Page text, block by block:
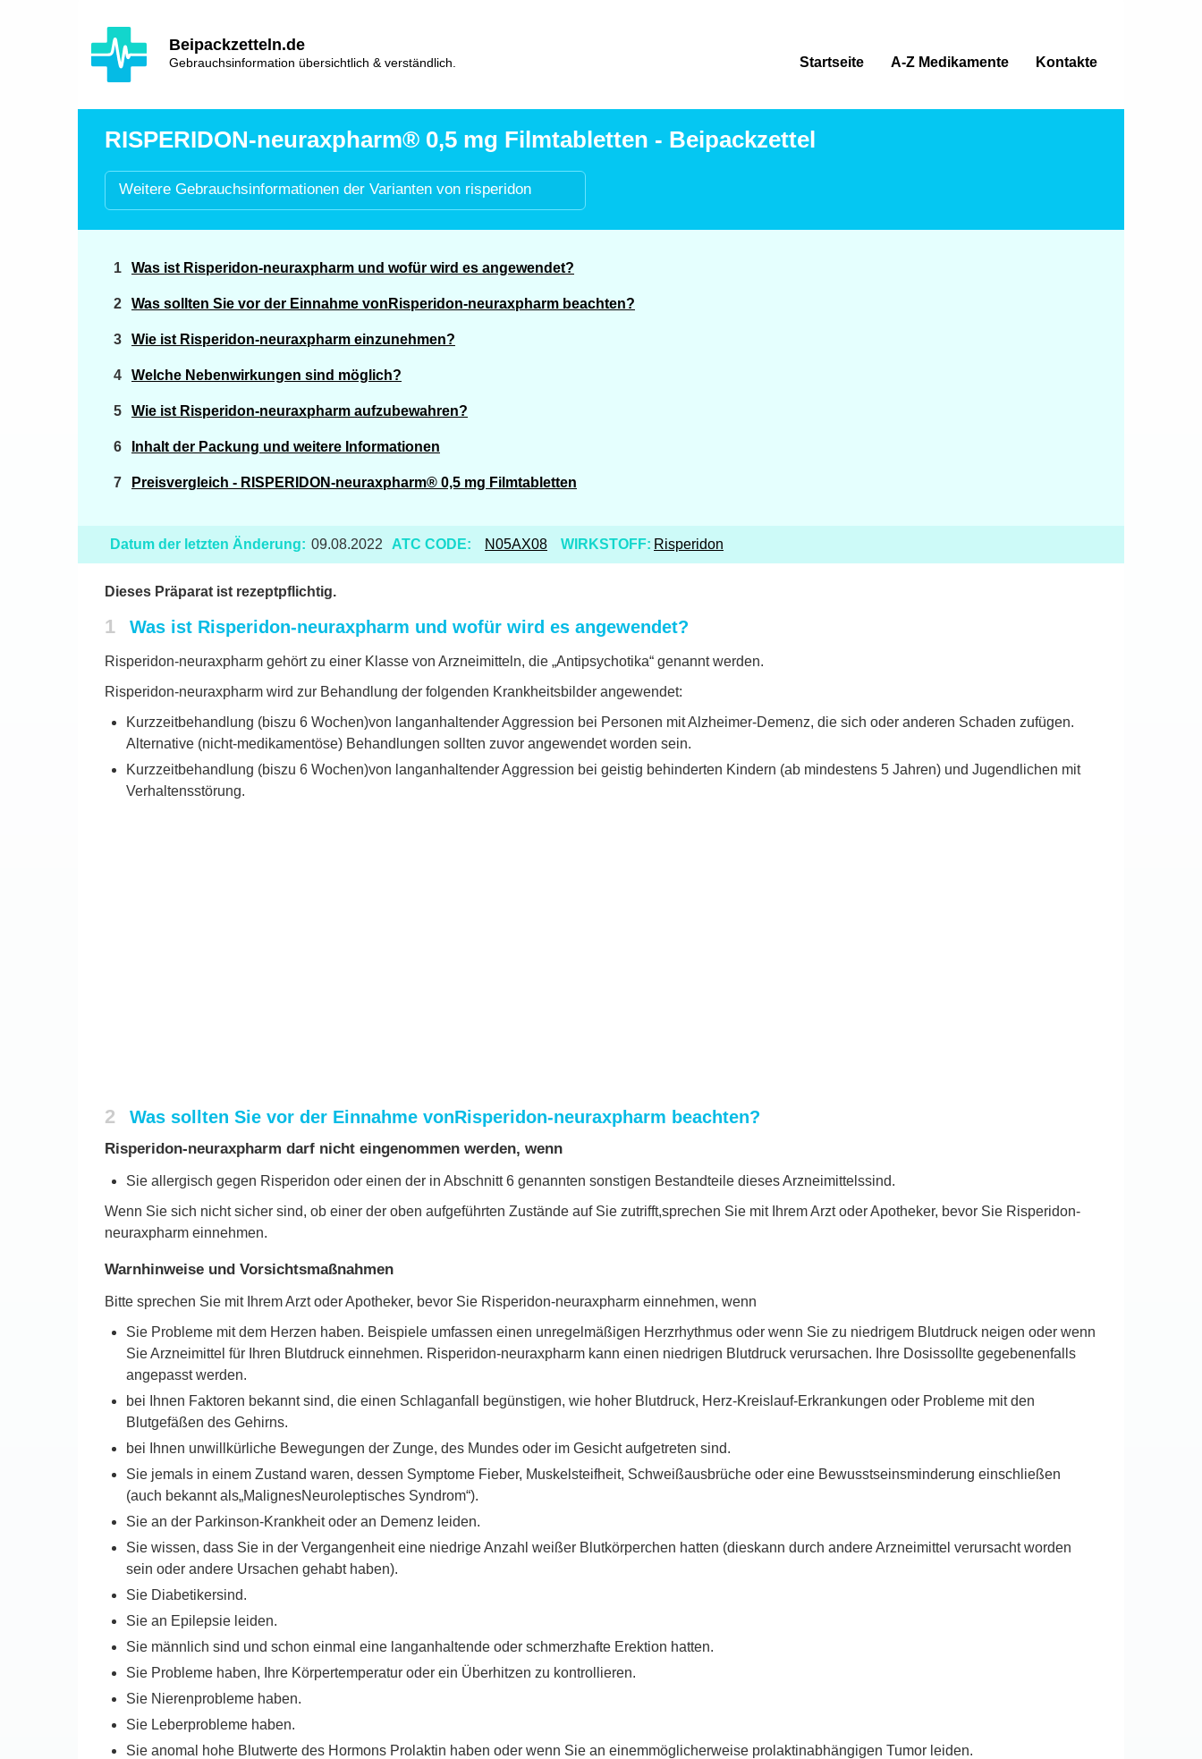
Beipackzetteln.de
Gebrauchsinformation übersichtlich & verständlich.
Hlavní
navigace
Startseite A-Z Medikamente Kontakte
RISPERIDON-neuraxpharm® 0,5 mg Filmtabletten - Beipackzettel
Weitere Gebrauchsinformationen der Varianten von risperidon
Was ist Risperidon-neuraxpharm und wofür wird es angewendet?
Was sollten Sie vor der Einnahme vonRisperidon-neuraxpharm beachten?
Wie ist Risperidon-neuraxpharm einzunehmen?
Welche Nebenwirkungen sind möglich?
Wie ist Risperidon-neuraxpharm aufzubewahren?
Inhalt der Packung und weitere Informationen
Preisvergleich - RISPERIDON-neuraxpharm® 0,5 mg Filmtabletten
Datum der letzten Änderung: 09.08.2022 ATC CODE: N05AX08 WIRKSTOFF: Risperidon
Dieses Präparat ist rezeptpflichtig.
1 Was ist Risperidon-neuraxpharm und wofür wird es angewendet?
Risperidon-neuraxpharm gehört zu einer Klasse von Arzneimitteln, die „Antipsychotika“ genannt werden.
Risperidon-neuraxpharm wird zur Behandlung der folgenden Krankheitsbilder angewendet:
Kurzzeitbehandlung (biszu 6 Wochen)von langanhaltender Aggression bei Personen mit Alzheimer-Demenz, die sich oder anderen Schaden zufügen.
Alternative (nicht-medikamentöse) Behandlungen sollten zuvor angewendet worden sein.
Kurzzeitbehandlung (biszu 6 Wochen)von langanhaltender Aggression bei geistig behinderten Kindern (ab mindestens 5 Jahren) und Jugendlichen mit
Verhaltensstörung.
2 Was sollten Sie vor der Einnahme vonRisperidon-neuraxpharm beachten?
Risperidon-neuraxpharm darf nicht eingenommen werden, wenn
Sie allergisch gegen Risperidon oder einen der in Abschnitt 6 genannten sonstigen Bestandteile dieses Arzneimittelssind.
Wenn Sie sich nicht sicher sind, ob einer der oben aufgeführten Zustände auf Sie zutrifft,sprechen Sie mit Ihrem Arzt oder Apotheker, bevor Sie Risperidon-
neuraxpharm einnehmen.
Warnhinweise und Vorsichtsmaßnahmen
Bitte sprechen Sie mit Ihrem Arzt oder Apotheker, bevor Sie Risperidon-neuraxpharm einnehmen, wenn
Sie Probleme mit dem Herzen haben. Beispiele umfassen einen unregelmäßigen Herzrhythmus oder wenn Sie zu niedrigem Blutdruck neigen oder wenn
Sie Arzneimittel für Ihren Blutdruck einnehmen. Risperidon-neuraxpharm kann einen niedrigen Blutdruck verursachen. Ihre Dosissollte gegebenenfalls
angepasst werden.
bei Ihnen Faktoren bekannt sind, die einen Schlaganfall begünstigen, wie hoher Blutdruck, Herz-Kreislauf-Erkrankungen oder Probleme mit den
Blutgefäßen des Gehirns.
bei Ihnen unwillkürliche Bewegungen der Zunge, des Mundes oder im Gesicht aufgetreten sind.
Sie jemals in einem Zustand waren, dessen Symptome Fieber, Muskelsteifheit, Schweißausbrüche oder eine Bewusstseinsminderung einschließen
(auch bekannt als„MalignesNeuroleptisches Syndrom“).
Sie an der Parkinson-Krankheit oder an Demenz leiden.
Sie wissen, dass Sie in der Vergangenheit eine niedrige Anzahl weißer Blutkörperchen hatten (dieskann durch andere Arzneimittel verursacht worden
sein oder andere Ursachen gehabt haben).
Sie Diabetikersind.
Sie an Epilepsie leiden.
Sie männlich sind und schon einmal eine langanhaltende oder schmerzhafte Erektion hatten.
Sie Probleme haben, Ihre Körpertemperatur oder ein Überhitzen zu kontrollieren.
Sie Nierenprobleme haben.
Sie Leberprobleme haben.
Sie anomal hohe Blutwerte des Hormons Prolaktin haben oder wenn Sie an einemmöglicherweise prolaktinabhängigen Tumor leiden.